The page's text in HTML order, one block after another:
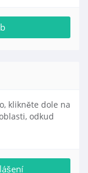
klikněte dole na
odkud